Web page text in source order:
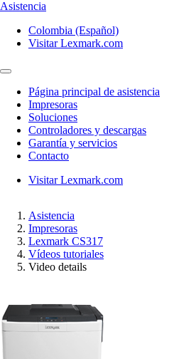
Asistencia
Colombia (Español)
Visitar Lexmark.com
Página principal de asistencia
Impresoras
Soluciones
Controladores y descargas
Garantía y servicios
Contacto
Visitar Lexmark.com
Asistencia
Impresoras
Lexmark CS317
Vídeos tutoriales
Video details